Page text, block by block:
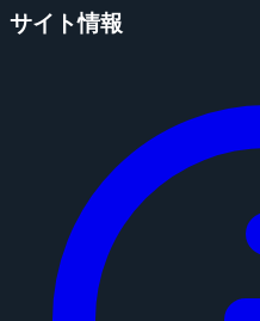
サイト情報